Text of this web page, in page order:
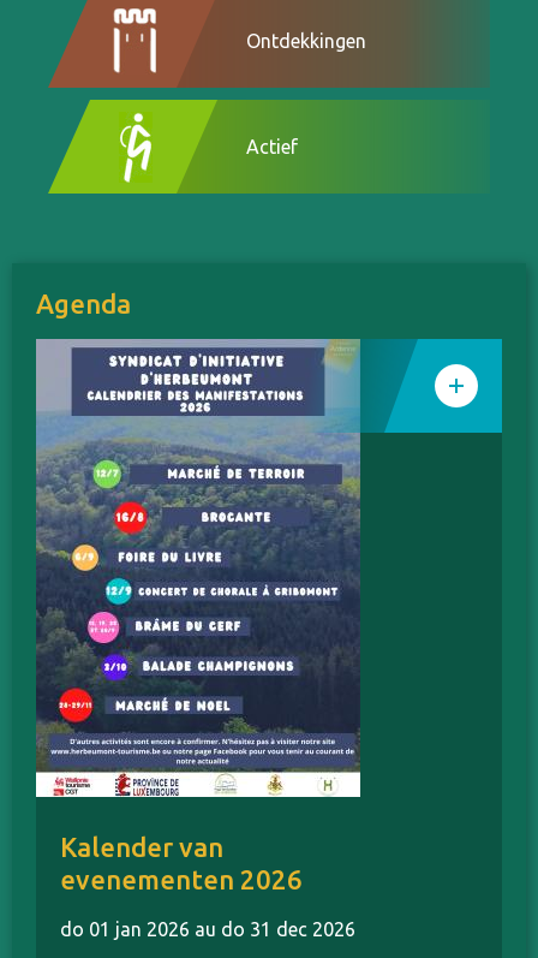
Ontdekkingen
Actief
Agenda
Kalender van
evenementen 2026
do 01 jan 2026 au do 31 dec 2026